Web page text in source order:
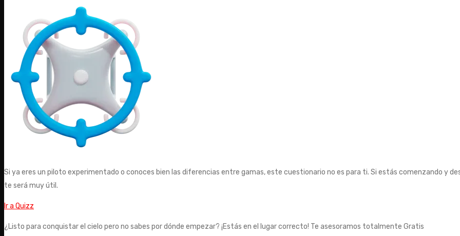
Si ya eres un piloto experimentado o conoces bien las diferencias entre gamas, este cuestionario no es para ti. Si estás comenzando y
te será muy útil.
Ir a Quizz
¿Listo para conquistar el cielo pero no sabes por dónde empezar? ¡Estás en el lugar correcto! Te asesoramos totalmente Gratis